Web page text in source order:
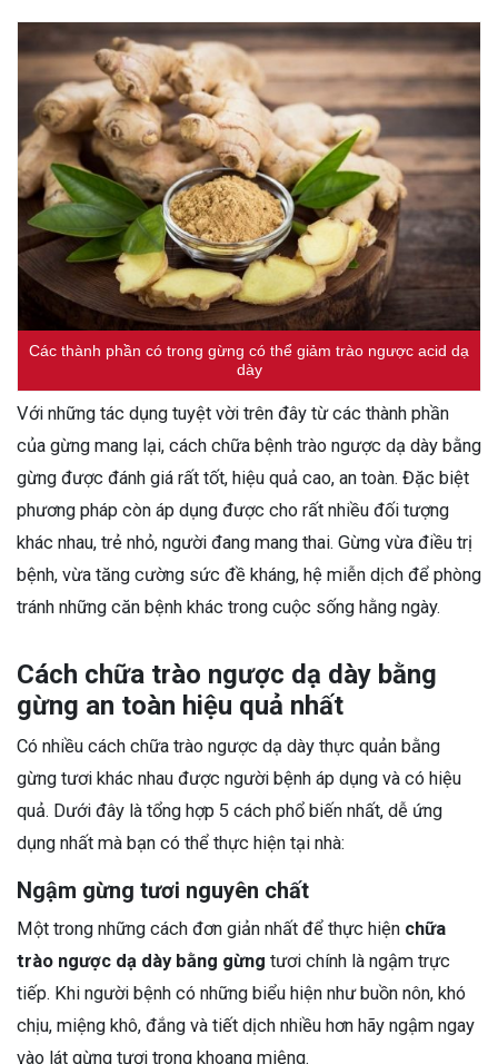
Các thành phần có trong gừng có thể giảm trào ngược acid dạ
dày
Với những tác dụng tuyệt vời trên đây từ các thành phần
của gừng mang lại, cách chữa bệnh trào ngược dạ dày bằng
gừng được đánh giá rất tốt, hiệu quả cao, an toàn. Đặc biệt
phương pháp còn áp dụng được cho rất nhiều đối tượng
khác nhau, trẻ nhỏ, người đang mang thai. Gừng vừa điều trị
bệnh, vừa tăng cường sức đề kháng, hệ miễn dịch để phòng
tránh những căn bệnh khác trong cuộc sống hằng ngày.
Cách chữa trào ngược dạ dày bằng
gừng an toàn hiệu quả nhất
Có nhiều cách chữa trào ngược dạ dày thực quản bằng
gừng tươi khác nhau được người bệnh áp dụng và có hiệu
quả. Dưới đây là tổng hợp 5 cách phổ biến nhất, dễ ứng
dụng nhất mà bạn có thể thực hiện tại nhà:
Ngậm gừng tươi nguyên chất
Một trong những cách đơn giản nhất để thực hiện chữa
trào ngược dạ dày bằng gừng tươi chính là ngậm trực
tiếp. Khi người bệnh có những biểu hiện như buồn nôn, khó
chịu, miệng khô, đắng và tiết dịch nhiều hơn hãy ngậm ngay
vào lát gừng tươi trong khoang miệng.